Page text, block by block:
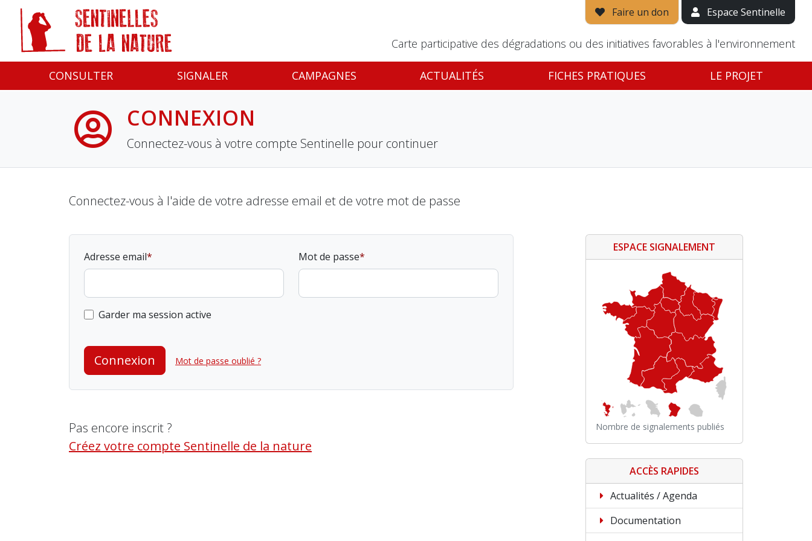
Faire un don Espace Sentinelle
Carte participative des dégradations ou des initiatives favorables à l'environnement
CONSULTER SIGNALER CAMPAGNES ACTUALITÉS FICHES PRATIQUES LE PROJET
CONNEXION
Connectez-vous à votre compte Sentinelle pour continuer
Connectez-vous à l'aide de votre adresse email et de votre mot de passe
Adresse email Mot de passe
Garder ma session active
Connexion Mot de passe oublié ?
Pas encore inscrit ?
Créez votre compte Sentinelle de la nature
ESPACE SIGNALEMENT
Nombre de signalements publiés
ACCÈS RAPIDES
Actualités / Agenda
Documentation
Panneau de gestion des cookies